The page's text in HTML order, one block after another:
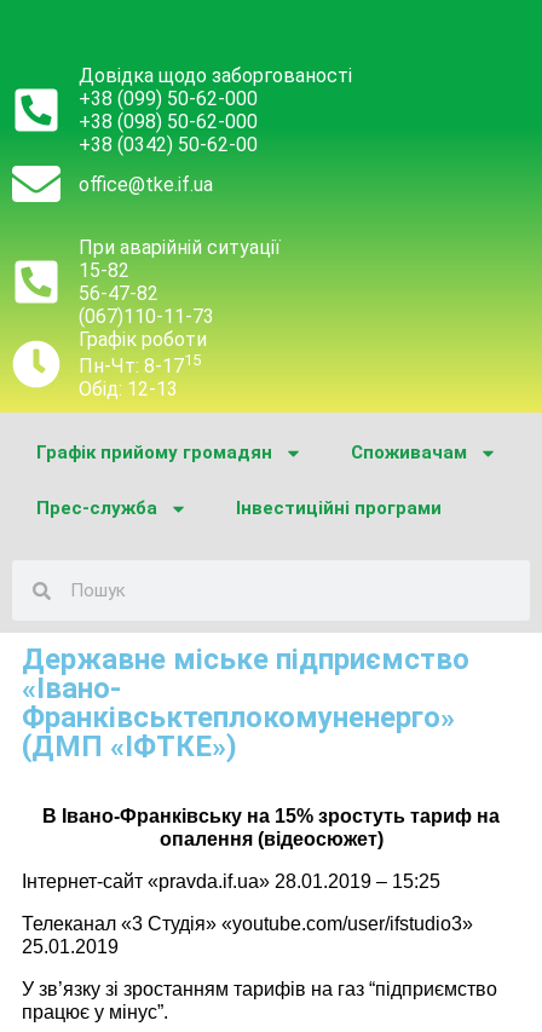
Довідка щодо заборгованості
+38 (099) 50-62-000
+38 (098) 50-62-000
+38 (0342) 50-62-00
office@tke.if.ua
При аварійній ситуації
15-82
56-47-82
(067)110-11-73
Графік роботи
Пн-Чт: 8-1715
Обід: 12-13
Графік прийому громадян Споживачам
Прес-служба Інвестиційні програми
Державне міське підприємство
«Івано-
Франківськтеплокомуненерго»
(ДМП «ІФТКЕ»)
В Івано-Франківську на 15% зростуть тариф на
опалення (відеосюжет)
Інтернет-сайт «pravda.if.ua» 28.01.2019 – 15:25
Телеканал «3 Студія» «youtube.com/user/ifstudio3»
25.01.2019
У зв’язку зі зростанням тарифів на газ “підприємство
працює у мінус”.